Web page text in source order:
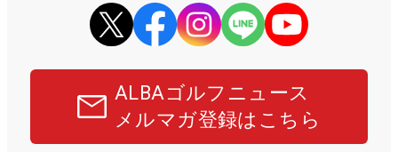
ALBAゴルフニュース
メルマガ登録はこちら